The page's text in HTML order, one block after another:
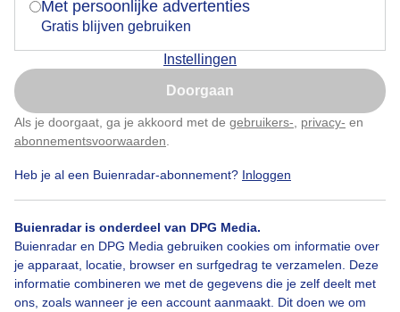
Met persoonlijke advertenties
Gratis blijven gebruiken
Instellingen
Doorgaan
Als je doorgaat, ga je akkoord met de gebruikers- privacy- en
abonnementsvoorwaarden
Heb je al een Buienradar-abonnement? Inloggen
Buienradar is onderdeel van DPG Media.
Buienradar en DPG Media gebruiken cookies om informatie over
je apparaat, locatie, browser en surfgedrag te verzamelen. Deze
informatie combineren we met de gegevens die je zelf deelt met
ons, zoals wanneer je een account aanmaakt. Dit doen we om
Door: Nely V Frankenhuijzen Gemaakt: 03-10-2025, 40x bekeken
Herfst Zonsopkomst
Bekijk slideshow
Nu niet, misschien later
Klik hierom dit aan te passen